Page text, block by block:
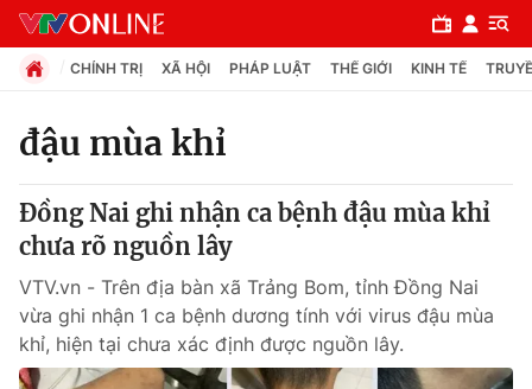
Chuyên mục
Chính trị
Xã hội
Pháp luật
CHÍNH TRỊ XÃ HỘI PHÁP LUẬT THẾ GIỚI KINH TẾ
đậu mùa khỉ
Đồng Nai ghi nhận ca bệnh đậu mùa khỉ
chưa rõ nguồn lây
VTV.vn - Trên địa bàn xã Trảng Bom, tỉnh Đồng Nai
vừa ghi nhận 1 ca bệnh dương tính với virus đậu mùa
khỉ, hiện tại chưa xác định được nguồn lây.